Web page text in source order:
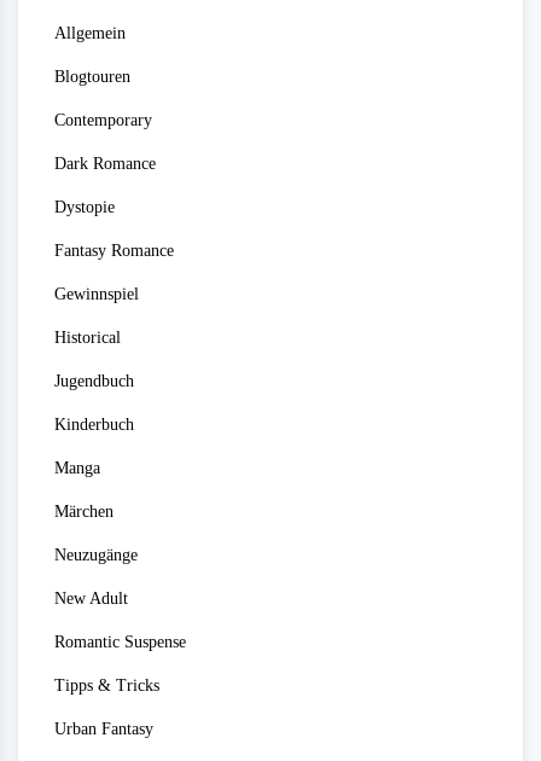
Allgemein
Blogtouren
Contemporary
Dark Romance
Dystopie
Fantasy Romance
Gewinnspiel
Historical
Jugendbuch
Kinderbuch
Manga
Märchen
Neuzugänge
New Adult
Romantic Suspense
Tipps & Tricks
Urban Fantasy